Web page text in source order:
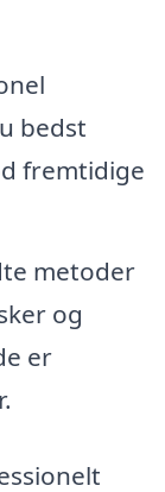
bedst
fremtidige
metoder
og
er